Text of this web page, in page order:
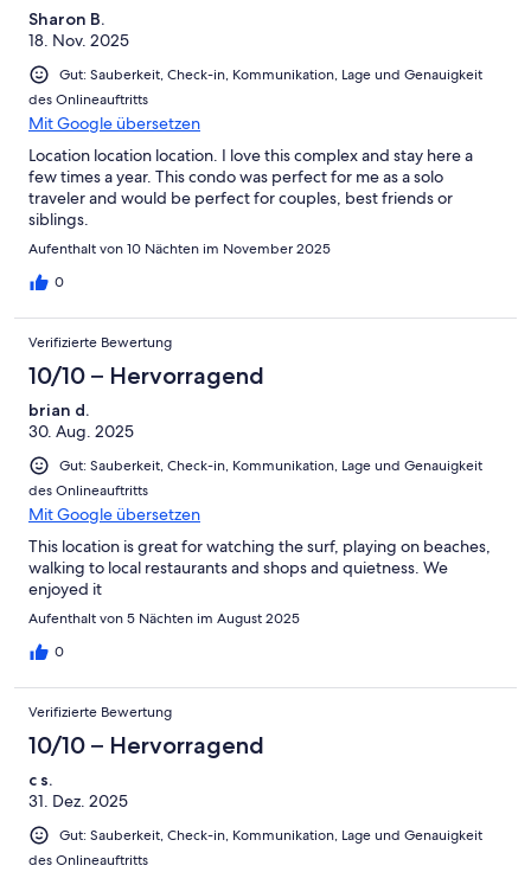
Sharon B.
18. Nov. 2025
Gut: Sauberkeit, Check-in, Kommunikation, Lage und Genauigkeit
des Onlineauftritts
Mit Google übersetzen
Location location location. I love this complex and stay here a
few times a year. This condo was perfect for me as a solo
traveler and would be perfect for couples, best friends or
siblings.
Aufenthalt von 10 Nächten im November 2025
0
Verifizierte Bewertung
10/10 – Hervorragend
brian d.
30. Aug. 2025
Gut: Sauberkeit, Check-in, Kommunikation, Lage und Genauigkeit
des Onlineauftritts
Mit Google übersetzen
This location is great for watching the surf, playing on beaches,
walking to local restaurants and shops and quietness. We
enjoyed it
Aufenthalt von 5 Nächten im August 2025
0
Verifizierte Bewertung
10/10 – Hervorragend
c s.
31. Dez. 2025
Gut: Sauberkeit, Check-in, Kommunikation, Lage und Genauigkeit
des Onlineauftritts